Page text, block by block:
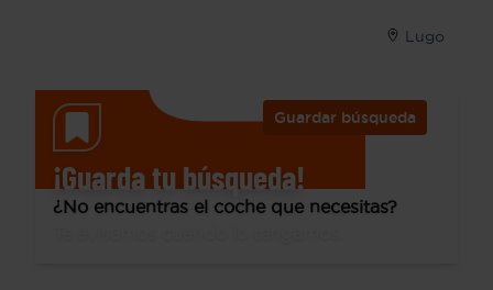
Lugo
Guardar búsqueda
¡Guarda tu búsqueda!
¿No encuentras el coche que necesitas?